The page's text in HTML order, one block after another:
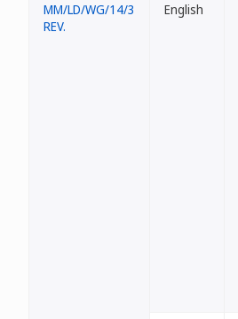
MM/LD/WG/14/3
REV.
English